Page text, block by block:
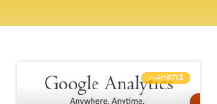
內容行銷方法